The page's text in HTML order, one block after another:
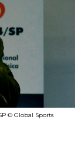
© Global Sports